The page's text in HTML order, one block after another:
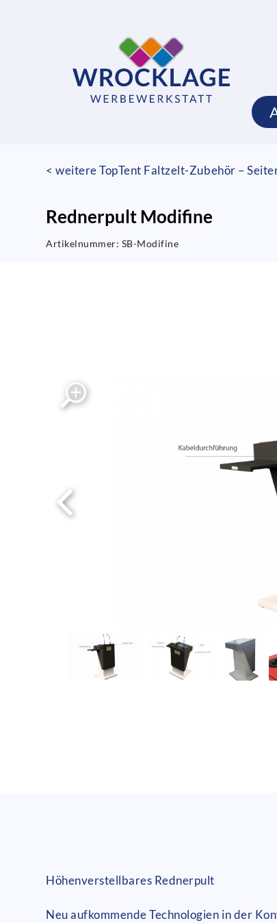
< weitere TopTent Faltzelt-Zubehör –
Rednerpult Modifine
Artikelnummer: SB-Modifine
Höhenverstellbares Rednerpult
Neu aufkommende Technologien in der